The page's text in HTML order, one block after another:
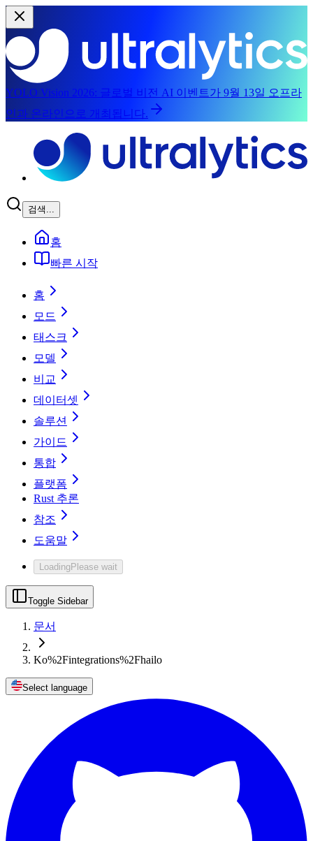
YOLO Vision 2026: 글로벌 비전 AI 이벤트가 9월 13일 오프라
인과 온라인으로 개최됩니다.
검색...
홈
빠른 시작
홈
모드
태스크
모델
비교
데이터셋
솔루션
가이드
통합
플랫폼
Rust 추론
참조
도움말
LoadingPlease wait
Toggle Sidebar
문서
Ko%2Fintegrations%2Fhailo
Select language